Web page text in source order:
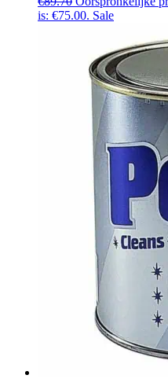
is: €75.00. Sale